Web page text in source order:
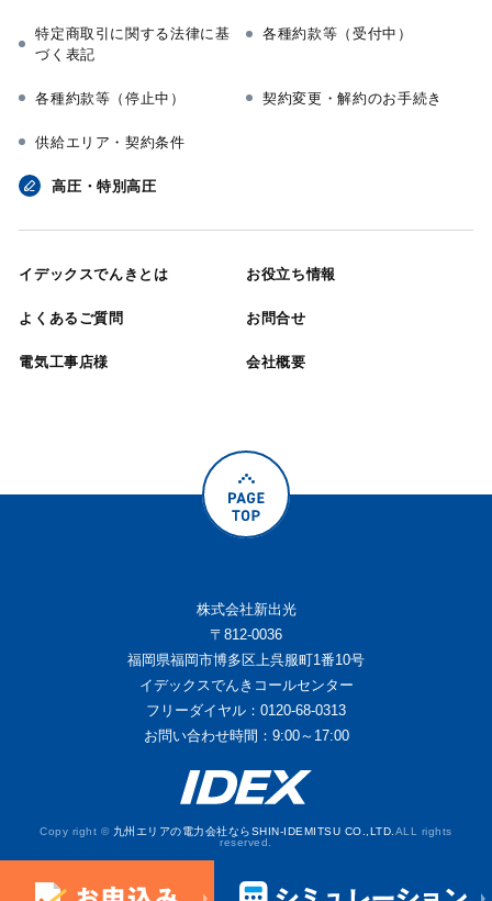
特定商取引に関する法律に基
づく表記
各種約款等（受付中）
各種約款等（停止中） 契約変更・解約のお手続き
供給エリア・契約条件
高圧・特別高圧
イデックスでんきとは お役立ち情報
よくあるご質問 お問合せ
電気工事店様 会社概要
株式会社新出光
〒812-0036
福岡県福岡市博多区上呉服町1番10号
イデックスでんきコールセンター
フリーダイヤル：0120-68-0313
お問い合わせ時間：9:00～17:00
Copy right © 九州エリアの電力会社ならSHIN-IDEMITSU CO.,LTD. ALL rights
reserved.